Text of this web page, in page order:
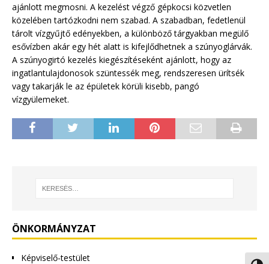
ajánlott megmosni. A kezelést végző gépkocsi közvetlen
közelében tartózkodni nem szabad. A szabadban, fedetlenül
tárolt vízgyűjtő edényekben, a különböző tárgyakban megülő
esővízben akár egy hét alatt is kifejlődhetnek a szúnyoglárvák.
A szúnyogirtó kezelés kiegészítéseként ajánlott, hogy az
ingatlantulajdonosok szüntessék meg, rendszeresen ürítsék
vagy takarják le az épületek körüli kisebb, pangó
vízgyülemeket.
ÖNKORMÁNYZAT
Képviselő-testület